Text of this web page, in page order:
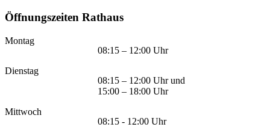
Öffnungszeiten Rathaus
Montag
08:15 – 12:00 Uhr
Dienstag
08:15 – 12:00 Uhr und
15:00 – 18:00 Uhr
Mittwoch
08:15 - 12:00 Uhr